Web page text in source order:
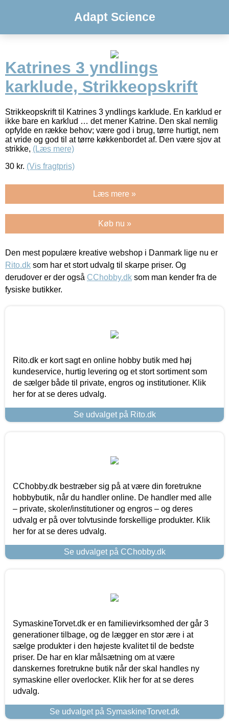
Adapt Science
Katrines 3 yndlings
karklude, Strikkeopskrift
Strikkeopskrift til Katrines 3 yndlings karklude. En karklud er
ikke bare en karklud … det mener Katrine. Den skal nemlig
opfylde en række behov; være god i brug, tørre hurtigt, nem
at vride og god til at tørre køkkenbordet af. Den være sjov at
strikke, (Læs mere)
30 kr. (Vis fragtpris)
Læs mere »
Køb nu »
Den mest populære kreative webshop i Danmark lige nu er
Rito.dk som har et stort udvalg til skarpe priser. Og
derudover er der også CChobby.dk som man kender fra de
fysiske butikker.
Rito.dk er kort sagt en online hobby butik med høj
kundeservice, hurtig levering og et stort sortiment som
de sælger både til private, engros og institutioner. Klik
her for at se deres udvalg.
Se udvalget på Rito.dk
CChobby.dk bestræber sig på at være din foretrukne
hobbybutik, når du handler online. De handler med alle
– private, skoler/institutioner og engros – og deres
udvalg er på over tolvtusinde forskellige produkter. Klik
her for at se deres udvalg.
Se udvalget på CChobby.dk
SymaskineTorvet.dk er en familievirksomhed der går 3
generationer tilbage, og de lægger en stor ære i at
sælge produkter i den højeste kvalitet til de bedste
priser. De har en klar målsætning om at være
danskernes foretrukne butik når der skal handles ny
symaskine eller overlocker. Klik her for at se deres
udvalg.
Se udvalget på SymaskineTorvet.dk